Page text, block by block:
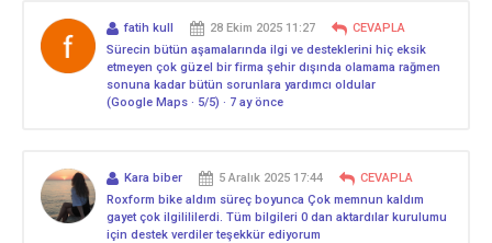
fatih kull 28 Ekim 2025 11:27
CEVAPLA
Sürecin bütün aşamalarında ilgi ve desteklerini hiç eksik
etmeyen çok güzel bir firma şehir dışında olamama rağmen
sonuna kadar bütün sorunlara yardımcı oldular
(Google Maps · 5/5) · 7 ay önce
Kara biber 5 Aralık 2025 17:44
CEVAPLA
Roxform bike aldım süreç boyunca Çok memnun kaldım
gayet çok ilgilililerdi. Tüm bilgileri 0 dan aktardılar kurulumu
için destek verdiler teşekkür ediyorum